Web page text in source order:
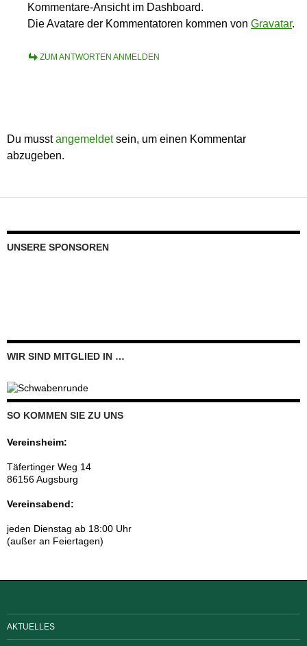
Kommentare-Ansicht im Dashboard.
Die Avatare der Kommentatoren kommen von Gravatar.
ZUM ANTWORTEN ANMELDEN
Du musstangemeldetsein, um einen Kommentar
abzugeben.
UNSERE SPONSOREN
WIR SIND MITGLIED IN …
SO KOMMEN SIE ZU UNS
Vereinsheim:
Täfertinger Weg 14
86156 Augsburg
Vereinsabend:
jeden Dienstag ab 18:00 Uhr
(außer an Feiertagen)
AKTUELLES